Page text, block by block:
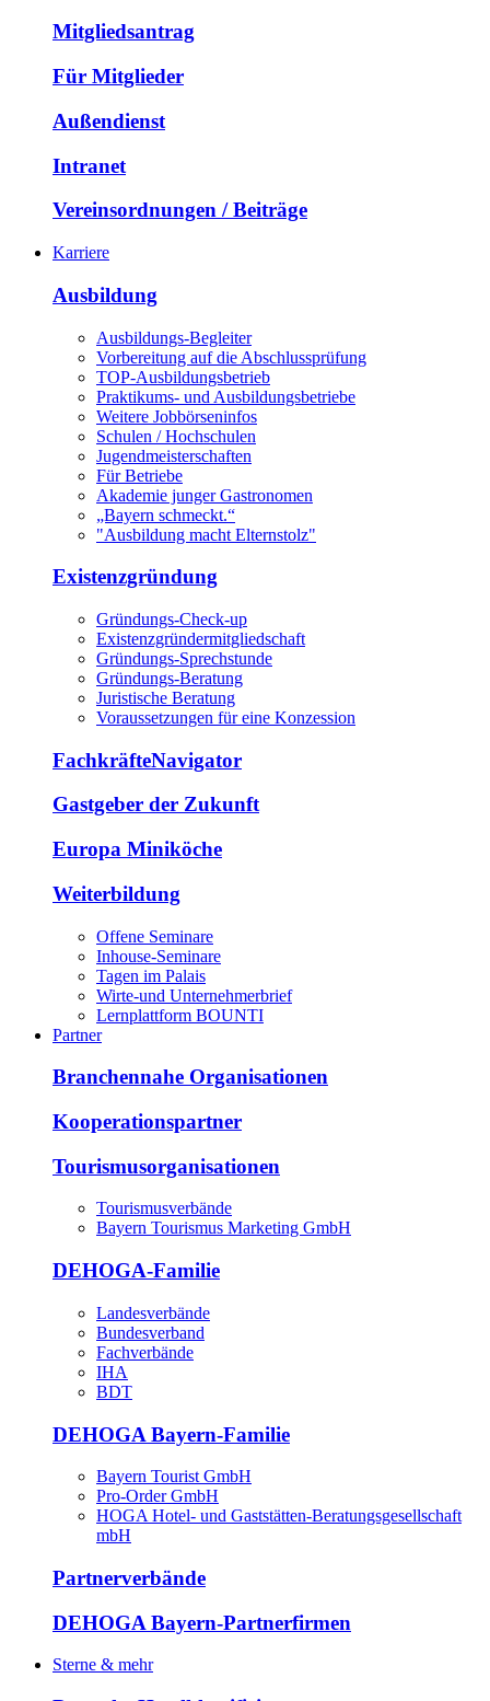
Mitgliedsantrag
Für Mitglieder
Außendienst
Intranet
Vereinsordnungen / Beiträge
Karriere
Ausbildung
Ausbildungs-Begleiter
Vorbereitung auf die Abschlussprüfung
TOP-Ausbildungsbetrieb
Praktikums- und Ausbildungsbetriebe
Weitere Jobbörseninfos
Schulen / Hochschulen
Jugendmeisterschaften
Für Betriebe
Akademie junger Gastronomen
„Bayern schmeckt.“
"Ausbildung macht Elternstolz"
Existenzgründung
Gründungs-Check-up
Existenzgründermitgliedschaft
Gründungs-Sprechstunde
Gründungs-Beratung
Juristische Beratung
Voraussetzungen für eine Konzession
FachkräfteNavigator
Gastgeber der Zukunft
Europa Miniköche
Weiterbildung
Offene Seminare
Inhouse-Seminare
Tagen im Palais
Wirte-und Unternehmerbrief
Lernplattform BOUNTI
Partner
Branchennahe Organisationen
Kooperationspartner
Tourismusorganisationen
Tourismusverbände
Bayern Tourismus Marketing GmbH
DEHOGA-Familie
Landesverbände
Bundesverband
Fachverbände
IHA
BDT
DEHOGA Bayern-Familie
Bayern Tourist GmbH
Pro-Order GmbH
HOGA Hotel- und Gaststätten-Beratungsgesellschaft
mbH
Partnerverbände
DEHOGA Bayern-Partnerfirmen
Sterne & mehr